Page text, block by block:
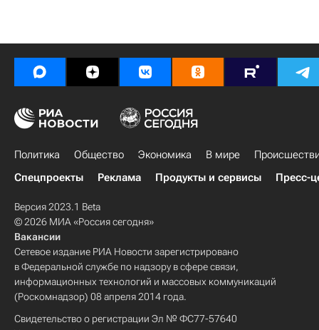
Политика Общество Экономика В мире
Спецпроекты
Реклама Продукты и сервисы Пресс-
Версия 2023.1 Beta
© 2026 МИА «Россия сегодня»
Вакансии
Сетевое издание РИА Новости зарегистрировано
в Федеральной службе по надзору в сфере связи,
информационных технологий и массовых коммуникаций
(Роскомнадзор) 08 апреля 2014 года.
Свидетельство о регистрации Эл № ФС77-57640